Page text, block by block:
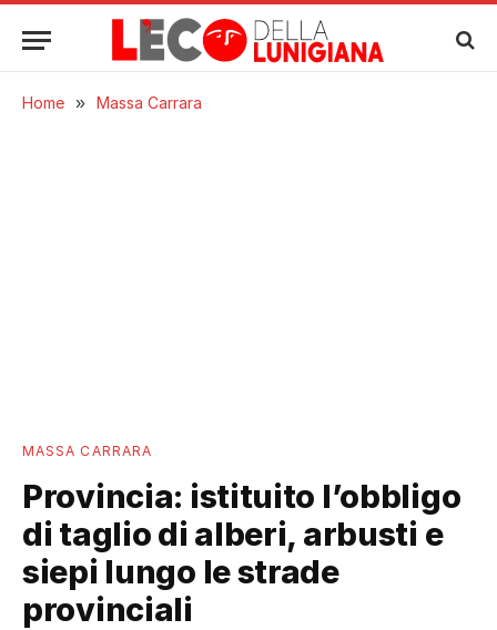
Home » Massa Carrara
MASSA CARRARA
Provincia: istituito l’obbligo
di taglio di alberi, arbusti e
siepi lungo le strade
provinciali